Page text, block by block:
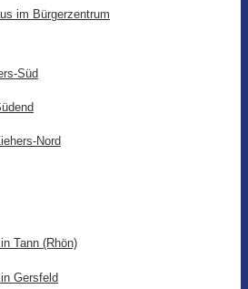
im Bürgerzentrum
Süd
Nord
Tann (Rhön)
Gersfeld